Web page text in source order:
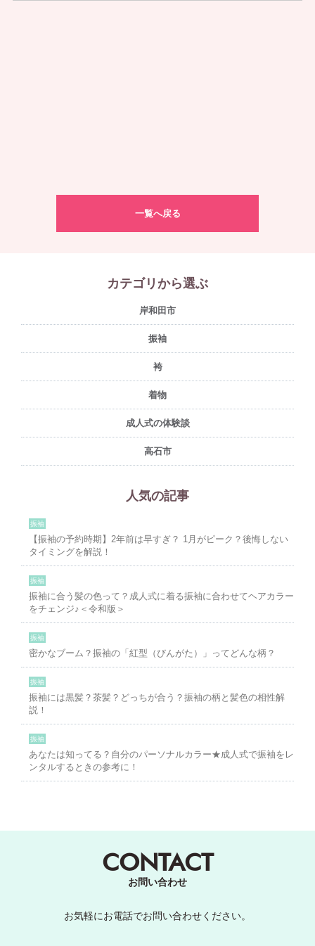
一覧へ戻る
カテゴリから選ぶ
岸和田市
振袖
袴
着物
成人式の体験談
高石市
人気の記事
振袖
【振袖の予約時期】2年前は早すぎ？ 1月がピーク？後悔しない
タイミングを解説！
振袖
振袖に合う髪の色って？成人式に着る振袖に合わせてヘアカラー
をチェンジ♪＜令和版＞
振袖
密かなブーム？振袖の「紅型（びんがた）」ってどんな柄？
振袖
振袖には黒髪？茶髪？どっちが合う？振袖の柄と髪色の相性解
説！
振袖
あなたは知ってる？自分のパーソナルカラー★成人式で振袖をレ
ンタルするときの参考に！
CONTACT
お問い合わせ
お気軽にお電話でお問い合わせください。